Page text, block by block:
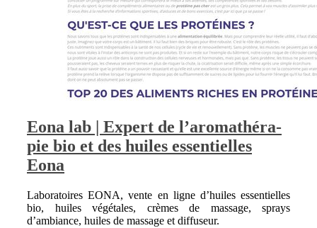
Eona lab | Expert de l’aromathéra­
pie bio et des huiles es­sentiel­les
Eona
Laboratoires EONA, vente en ligne d’huiles essentielles
bio, huiles végétales, crèmes de massage, sprays
d’ambiance, huiles de massage et diffuseur.